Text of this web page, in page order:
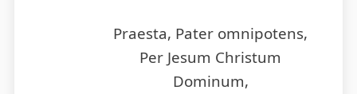
Praesta, Pater omnipotens,
Per Jesum Christum
Dominum,